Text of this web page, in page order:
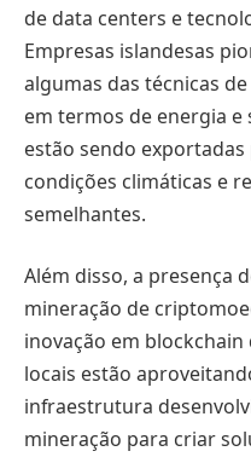
de data centers e
Empresas islandesas
algumas das técnicas
em termos de energia
estão sendo
condições climáticas e
semelhantes.
Além disso, a presença
mineração de
inovação em
locais estão
infraestrutura
mineração para criar